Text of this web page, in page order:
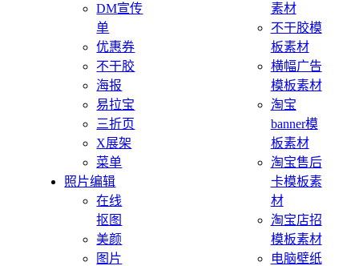
DM宣传
单
优惠券
不干胶
海报
易拉宝
三折页
X展架
菜单
照片编辑
在线
抠图
美颜
图片
素材
不干胶模
板素材
横幅广告
模板素材
淘宝
banner模
板素材
淘宝售后
卡模板素
材
淘宝店招
模板素材
电脑壁纸